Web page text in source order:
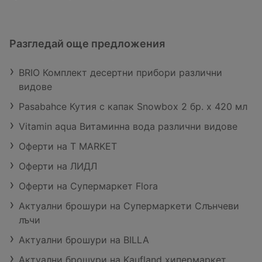
Разгледай още предложения
BRIO Комплект десертни прибори различни
видове
Pasabahce Кутия с капак Snowbox 2 бр. х 420 мл
Vitamin aqua Витаминна вода различни видове
Оферти на T MARKET
Оферти на ЛИДЛ
Оферти на Супермаркет Flora
Актуални брошури на Супермаркети Слънчеви
лъчи
Актуални брошури на BILLA
Актуални брошури на Kaufland хипермаркет